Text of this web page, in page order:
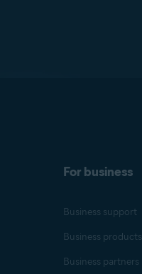
For business
Business support
Business products
Business partners